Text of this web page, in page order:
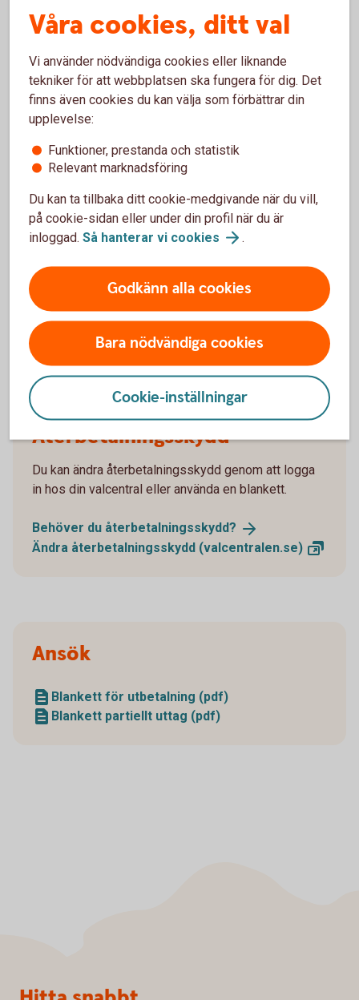
2
Vid partiellt uttag före 65 år för FTP2 måste
den försäkrade trappa ned arbetstiden i minst
samma proportion som det partiella uttaget
Tillbaka
Paus i pågående
pensionsutbetalning
även förkorta, förlänga eller ta bort en pågående
Pausa din
Återbetalningsskydd
Du kan ändra återbetalningsskydd genom att logga
in hos din valcentral eller använda en blankett.
Behöver du återbetalningsskydd?
Ändra återbetalningsskydd (valcentralen.se)
Ansök
Blankett för utbetalning (pdf)
Blankett partiellt uttag (pdf)
Våra cookies, ditt val
Vi använder nödvändiga cookies eller liknande
tekniker för att webbplatsen ska fungera för dig. Det
finns även cookies du kan välja som förbättrar din
upplevelse:
Funktioner, prestanda och statistik
Relevant marknadsföring
Du kan ta tillbaka ditt cookie-medgivande när du vill,
på cookie-sidan eller under din profil när du är
inloggad. Så hanterar vi cookies .
Godkänn alla cookies
Bara nödvändiga cookies
Cookie-inställningar
Sidfot